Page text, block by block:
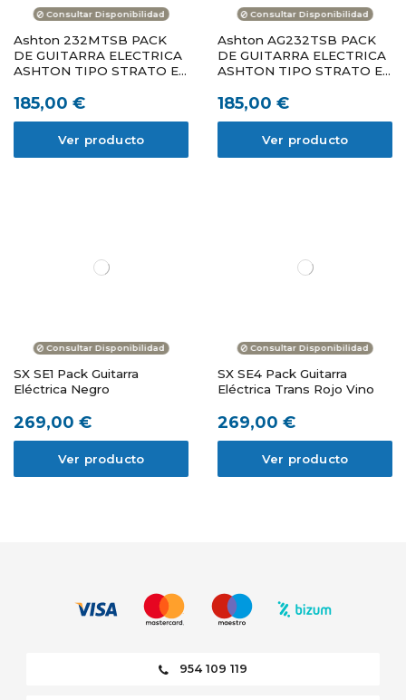
Consultar Disponibilidad
Ashton 232MTSB PACK
DE GUITARRA ELECTRICA
ASHTON TIPO STRATO EN
ARCE (SIN AMPLI)
185,00 €
Ver producto
Consultar Disponibilidad
Ashton AG232TSB PACK
DE GUITARRA ELECTRICA
ASHTON TIPO STRATO EN
AMPLI)
185,00 €
Ver producto
Consultar Disponibilidad
SX SE1 Pack Guitarra
Eléctrica Negro
269,00 €
Ver producto
Consultar Disponibilidad
SX SE4 Pack Guitarra
Eléctrica Trans Rojo Vino
269,00 €
Ver producto
954 109 119